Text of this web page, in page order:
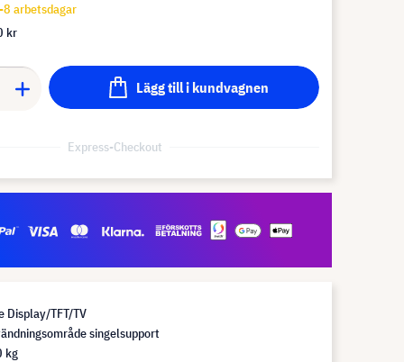
arbetsdagar
kr
Lägg till i kundvagnen
Express-Checkout
Display/TFT/TV
singelsupport
kg